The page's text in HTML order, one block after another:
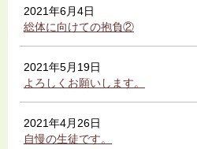
2021年6月4日
総体に向けての抱負②
2021年5月19日
よろしくお願いします。
2021年4月26日
自慢の生徒です。